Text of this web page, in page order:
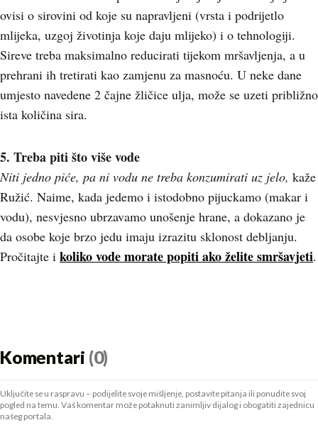
ovisi o sirovini od koje su napravljeni (vrsta i podrijetlo
mlijeka, uzgoj životinja koje daju mlijeko) i o tehnologiji.
Sireve treba maksimalno reducirati tijekom mršavljenja, a u
prehrani ih tretirati kao zamjenu za masnoću. U neke dane
umjesto navedene 2 čajne žličice ulja, može se uzeti približno
ista količina sira.
5. Treba piti što više vode
Niti jedno piće, pa ni vodu ne treba konzumirati uz jelo, kaže
Ružić. Naime, kada jedemo i istodobno pijuckamo (makar i
vodu), nesvjesno ubrzavamo unošenje hrane, a dokazano je
da osobe koje brzo jedu imaju izrazitu sklonost debljanju.
Pročitajte i koliko vode morate popiti ako želite smršavjeti.
Komentari (0)
Uključite se u raspravu – podijelite svoje mišljenje, postavite pitanja ili ponudite svoj
pogled na temu. Vaš komentar može potaknuti zanimljiv dijalog i obogatiti zajednicu
našeg portala.